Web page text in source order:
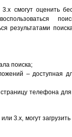
смогут оценить
результатами
поиска;
– доступная
телефона для
3.x, могут